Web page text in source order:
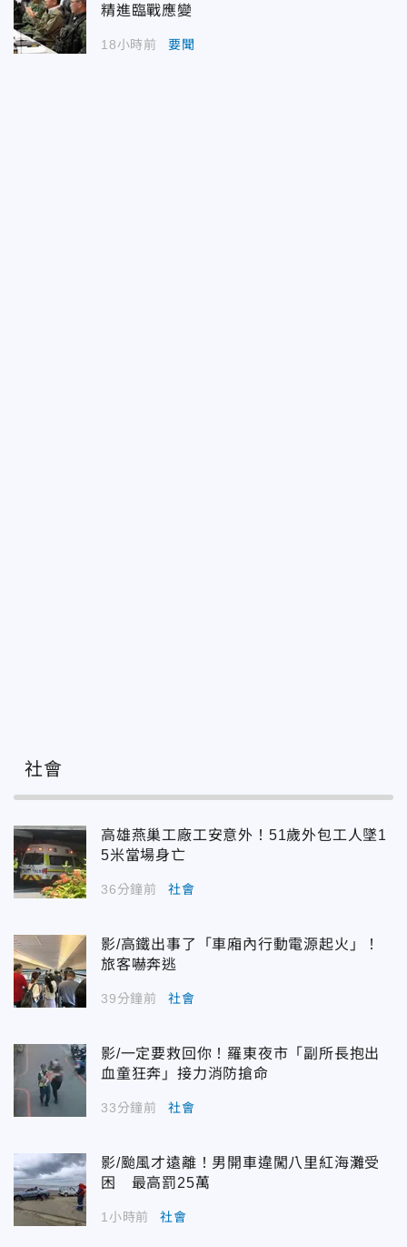
精進臨戰應變
18小時前 要聞
社會
高雄燕巢工廠工安意外！51歲外包工人墜1
5米當場身亡
36分鐘前 社會
影/高鐵出事了「車廂內行動電源起火」！
旅客嚇奔逃
39分鐘前 社會
影/一定要救回你！羅東夜市「副所長抱出
血童狂奔」接力消防搶命
33分鐘前 社會
影/颱風才遠離！男開車違闖八里紅海灘受
困 最高罰25萬
1小時前 社會